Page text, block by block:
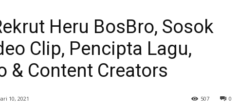
Heru BosBro, Sosok
Clip, Pencipta Lagu,
& Content Creators
10, 2021 0
507